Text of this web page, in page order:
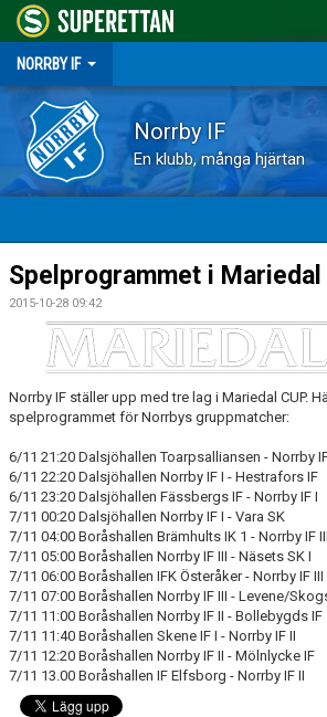
NORRBY IF
Norrby IF
En klubb, många hjärtan
HEM
NYHETER
FÖRENINGEN
KALENDER
VÅRA LAG
MATCHER
NÄRA NORRBY
VÄRDEGRUND
Spelprogrammet i Mariedal
2015-10-28 09:42
Norrby IF ställer upp med tre lag i Mariedal CUP.
spelprogrammet för Norrbys gruppmatcher:
6/11 21:20 Dalsjöhallen Toarpsalliansen - Norrby
6/11 22:20 Dalsjöhallen Norrby IF I - Hestrafors IF
6/11 23:20 Dalsjöhallen Fässbergs IF - Norrby IF I
7/11 00:20 Dalsjöhallen Norrby IF I - Vara SK
7/11 04:00 Boråshallen Brämhults IK 1 - Norrby IF III
7/11 05:00 Boråshallen Norrby IF III - Näsets SK I
7/11 06:00 Boråshallen IFK Österåker - Norrby IF III
7/11 07:00 Boråshallen Norrby IF III - Levene/
7/11 11:00 Boråshallen Norrby IF II - Bollebygds IF
7/11 11:40 Boråshallen Skene IF I - Norrby IF II
7/11 12:20 Boråshallen Norrby IF II - Mölnlycke IF
7/11 13.00 Boråshallen IF Elfsborg - Norrby IF II